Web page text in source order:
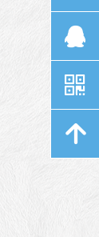
뀩
낃
녕